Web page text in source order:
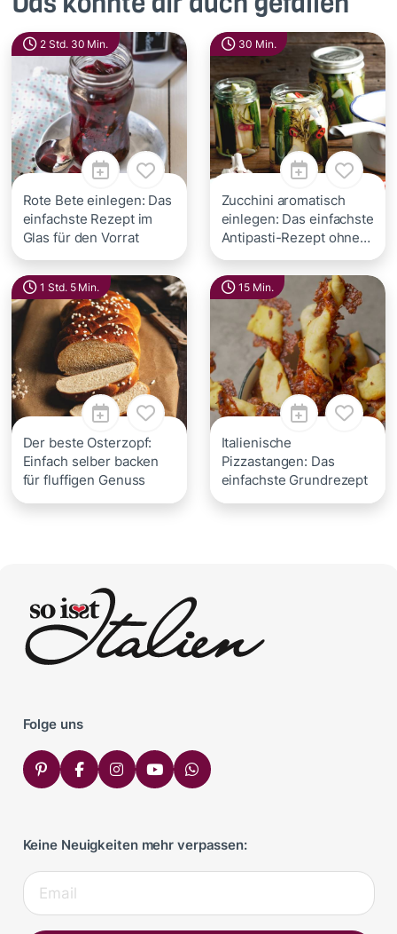
2 Std. 30 Min.
Rote Bete einlegen: Das
einfachste Rezept im
Glas für den Vorrat
30 Min.
Zucchini aromatisch
einlegen: Das einfachste
Antipasti-Rezept ohne
Öl
1 Std. 5 Min.
Der beste Osterzopf:
Einfach selber backen
für fluffigen Genuss
15 Min.
Italienische
Pizzastangen: Das
einfachste Grundrezept
Folge uns
Keine Neuigkeiten mehr verpassen: